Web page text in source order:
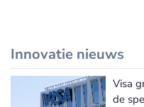
Innovatie nieuws
Visa
de